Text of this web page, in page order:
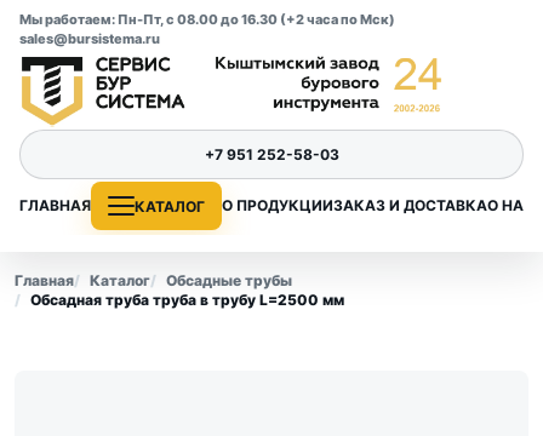
Мы работаем: Пн-Пт, с 08.00 до 16.30 (+2 часа по Мск)
sales@bursistema.ru
ГЛАВНАЯ КАТАЛОГ О ПРОДУКЦИИЗАКАЗ И ДОСТАВКАО НАС
+7 951 252-58-03
Главная Каталог
Обсадные трубы
Обсадная труба труба в трубу L=2500 мм